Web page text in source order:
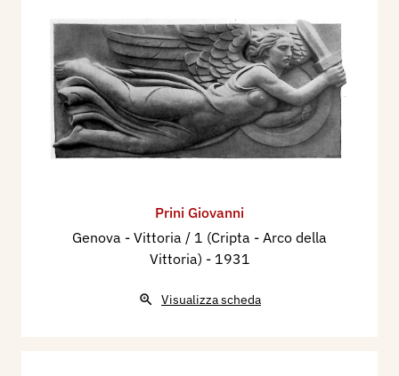
Prini Giovanni
Genova - Vittoria / 1 (Cripta - Arco della
Vittoria) - 1931
Visualizza scheda